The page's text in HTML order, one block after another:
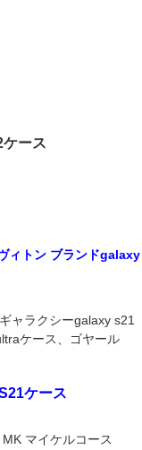
ース
ィトン ブランドgalaxy
ャラクシーgalaxy s21
ケース、ゴヤール
ケース
マイケルコース